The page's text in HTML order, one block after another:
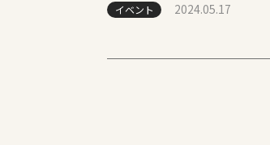
イベント 2024.05.17